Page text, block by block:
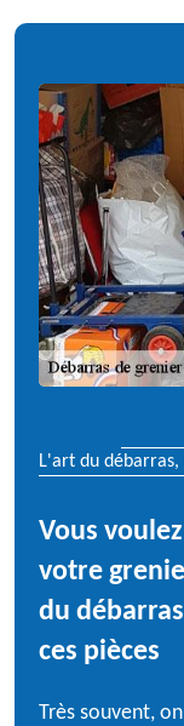
L'art du débarras,
Vous
votre
du
ces pièces
Très souvent,